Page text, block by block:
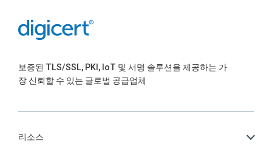
털
신뢰
문제
해결
를 통
해 더
스마
신뢰
보증된 TLS/SSL, PKI, IoT 및 서명 솔루션을 제공하는 가
장 신뢰할 수 있는 글로벌 공급업체
리소스